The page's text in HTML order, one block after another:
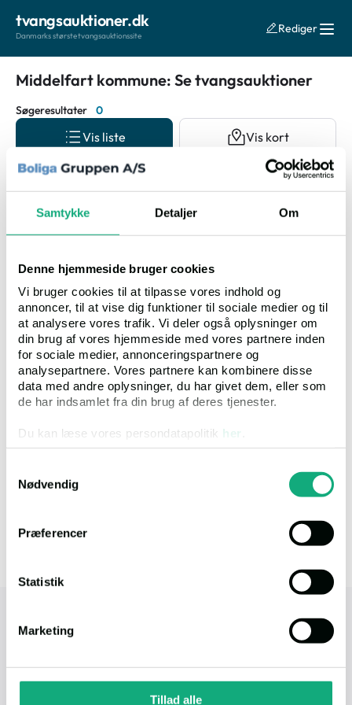
Samtykke Detaljer Om
Denne hjemmeside bruger cookies
Vi bruger cookies til at tilpasse vores indhold og
annoncer, til at vise dig funktioner til sociale medier og til
at analysere vores trafik. Vi deler også oplysninger om
din brug af vores hjemmeside med vores partnere inden
for sociale medier, annonceringspartnere og
analysepartnere. Vores partnere kan kombinere disse
data med andre oplysninger, du har givet dem, eller som
de har indsamlet fra din brug af deres tjenester.
Du kan læse vores persondatapolitik her
Nødvendig
Præferencer
Statistik
Marketing
Tillad alle
tvangsauktioner.dk
Danmarks største tvangsauktionssite
Rediger
Middelfart kommune: Se tvangsauktioner
Søgeresultater 0
Auktionsdato
Vis liste Vis kort
Ingen resultater fundet
Ups! Vi kan ikke finde nogen resultater der matcher din søgning.
Du kan prøve at ændre i dine kriterier, for at fremsøge andre
ejendomme.
D),
DK-2100 København Ø